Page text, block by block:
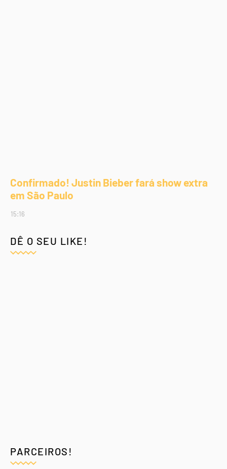
Confirmado! Justin Bieber fará show extra
em São Paulo
15:16
DÊ O SEU LIKE!
PARCEIROS!